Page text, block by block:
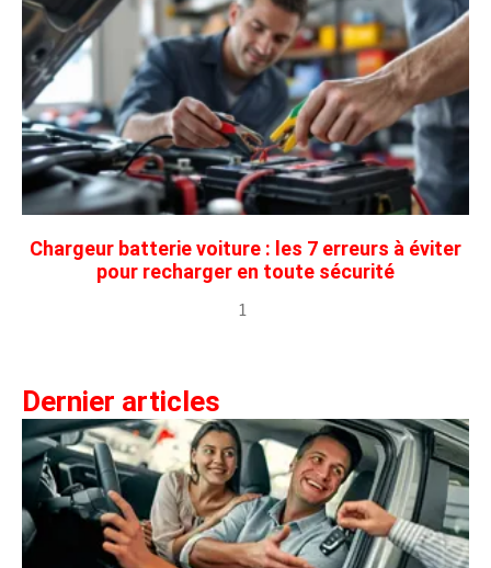
Chargeur batterie voiture : les 7 erreurs à éviter
pour recharger en toute sécurité
1
Dernier articles